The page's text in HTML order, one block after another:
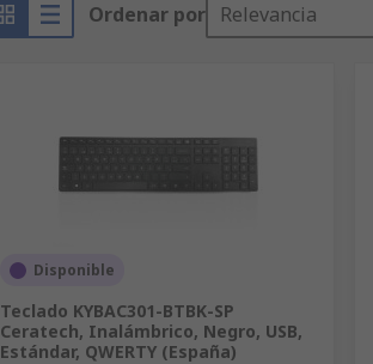
Ordenar por Relevancia
Disponible
Teclado KYBAC301-BTBK-SP
Ceratech, Inalámbrico, Negro, USB,
Estándar, QWERTY (España)